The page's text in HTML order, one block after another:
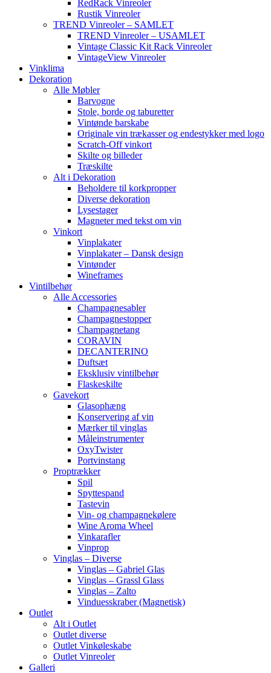
RedRack Vinreoler
Rustik Vinreoler
TREND Vinreoler – SAMLET
TREND Vinreoler – USAMLET
Vintage Classic Kit Rack Vinreoler
VintageView Vinreoler
Vinklima
Dekoration
Alle Møbler
Barvogne
Stole, borde og taburetter
Vintønde barskabe
Originale vin trækasser og endestykker med logo
Scratch-Off vinkort
Skilte og billeder
Træskilte
Alt i Dekoration
Beholdere til korkpropper
Diverse dekoration
Lysestager
Magneter med tekst om vin
Vinkort
Vinplakater
Vinplakater – Dansk design
Vintønder
Wineframes
Vintilbehør
Alle Accessories
Champagnesabler
Champagnestopper
Champagnetang
CORAVIN
DECANTERINO
Duftsæt
Eksklusiv vintilbehør
Flaskeskilte
Gavekort
Glasophæng
Konservering af vin
Mærker til vinglas
Måleinstrumenter
OxyTwister
Portvinstang
Proptrækker
Spil
Spyttespand
Tastevin
Vin- og champagnekølere
Wine Aroma Wheel
Vinkarafler
Vinprop
Vinglas – Diverse
Vinglas – Gabriel Glas
Vinglas – Grassl Glass
Vinglas – Zalto
Vinduesskraber (Magnetisk)
Outlet
Alt i Outlet
Outlet diverse
Outlet Vinkøleskabe
Outlet Vinreoler
Galleri